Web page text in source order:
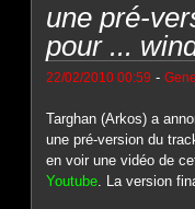
une pré-
pour ...
22/02/2010 00:59 -
Targhan (Arkos) a
une pré-version du
en voir une vidéo de
Youtube. La version